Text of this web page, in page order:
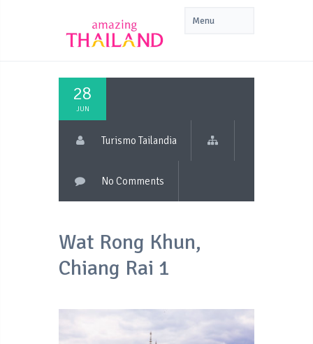
28
JUN
Turismo Tailandia
No Comments
Wat Rong Khun,
Chiang Rai 1